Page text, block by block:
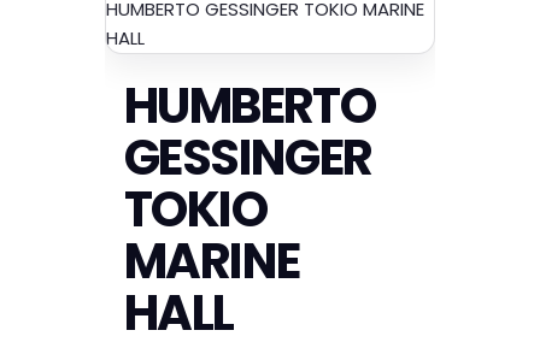
HUMBERTO GESSINGER TOKIO MARINE
HALL
HUMBERTO
GESSINGER
TOKIO
MARINE
HALL